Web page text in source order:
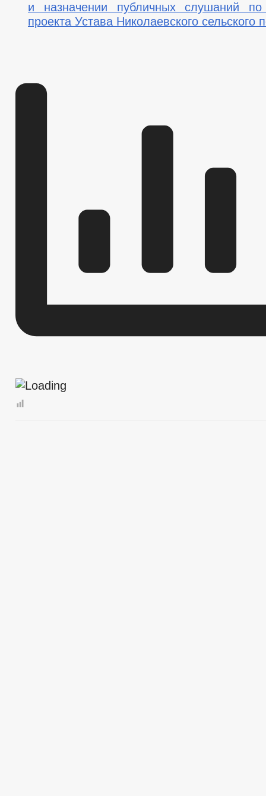
и назначении публичных слушаний
проекта Устава Николаевского сельского